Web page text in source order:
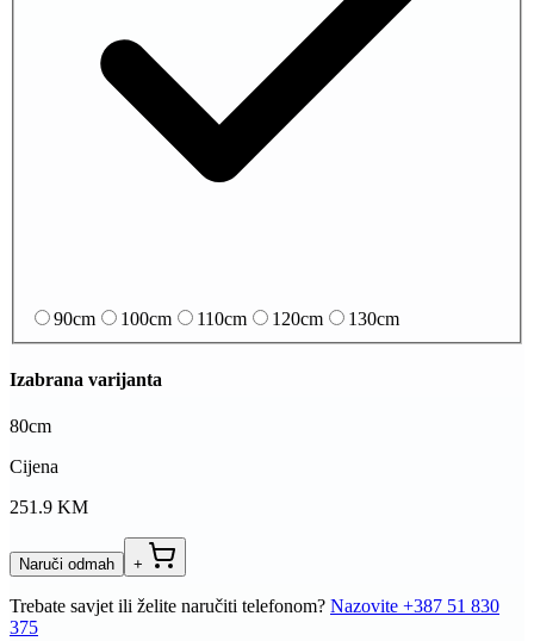
90cm 100cm 110cm 120cm 130cm
Izabrana varijanta
80cm
Cijena
251.9 KM
Naruči odmah +
Trebate savjet ili želite naručiti telefonom? Nazovite +387 51 830
375